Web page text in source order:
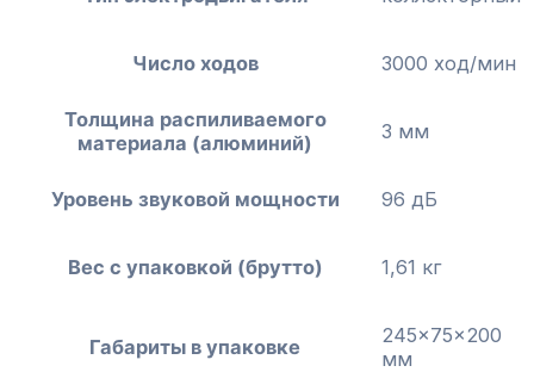
Число ходов 3000 ход/мин
Толщина распиливаемого
материала (алюминий)
3 мм
Уровень звуковой мощности 96 дБ
Вес с упаковкой (брутто) 1,61 кг
Габариты в упаковке
245x75x200
мм